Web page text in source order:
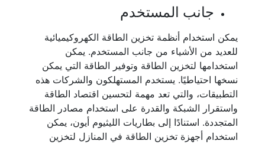
جانب المستخدم
يمكن استخدام أنظمة تخزين الطاقة الكهروكيميائية
للعديد من الأشياء من جانب المستخدم. يمكن
استخدامها لتخزين الطاقة وتوفير الطاقة التي يمكن
نسخها احتياطيًا. يستخدم المستهلكون والشركات هذه
التطبيقات، والتي تعد مهمة لتحسين اقتصاد الطاقة
واستقرار الشبكة والقدرة على استخدام مصادر الطاقة
المتجددة. استنادًا إلى بطاريات الليثيوم أيون، يمكن
استخدام أجهزة تخزين الطاقة في المنازل لتخزين